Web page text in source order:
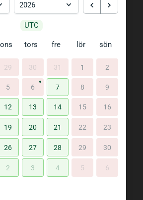
UTC
ons tors fre lör sön
29 30 31 1 2
5 6 7 8 9
12 13 14 15 16
19 20 21 22 23
26 27 28 29 30
2 3 4 5 6